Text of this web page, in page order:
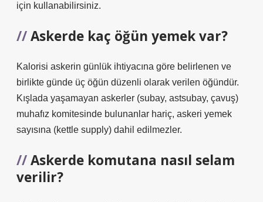
için kullanabilirsiniz.
Askerde kaç öğün yemek var?
Kalorisi askerin günlük ihtiyacına göre belirlenen ve
birlikte günde üç öğün düzenli olarak verilen öğündür.
Kışlada yaşamayan askerler (subay, astsubay, çavuş)
muhafız komitesinde bulunanlar hariç, askeri yemek
sayısına (kettle supply) dahil edilmezler.
Askerde komutana nasıl selam
verilir?